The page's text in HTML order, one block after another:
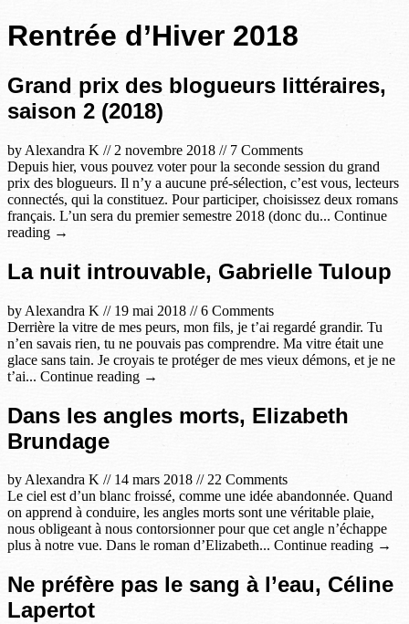
Rentrée d’Hiver 2018
Grand prix des blogueurs littéraires,
saison 2 (2018)
by Alexandra K //2 novembre 2018 // 7 Comments
Depuis hier, vous pouvez voter pour la seconde session du grand
prix des blogueurs. Il n’y a aucune pré-sélection, c’est vous, lecteurs
connectés, qui la constituez. Pour participer, choisissez deux romans
français. L’un sera du premier semestre 2018 (donc du... Continue
reading →
La nuit introuvable, Gabrielle Tuloup
by Alexandra K // 19 mai 2018 //6 Comments
Derrière la vitre de mes peurs, mon fils, je t’ai regardé grandir. Tu
n’en savais rien, tu ne pouvais pas comprendre. Ma vitre était une
glace sans tain. Je croyais te protéger de mes vieux démons, et je ne
t’ai... Continue reading →
Dans les angles morts, Elizabeth
Brundage
byAlexandra K // 14 mars 2018 //22 Comments
Le ciel est d’un blanc froissé, comme une idée abandonnée. Quand
on apprend à conduire, les angles morts sont une véritable plaie,
nous obligeant à nous contorsionner pour que cet angle n’échappe
plus à notre vue. Dans le roman d’Elizabeth... Continue reading →
Ne préfère pas le sang à l’eau, Céline
Lapertot